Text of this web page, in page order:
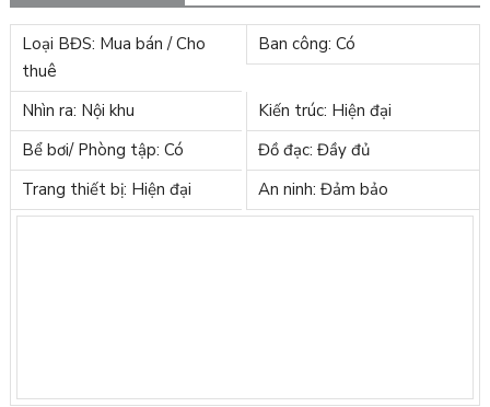
Loại BĐS: Mua bán / Cho
thuê
Ban công: Có
Nhìn ra: Nội khu
Kiến trúc: Hiện đại
Bể bơi/ Phòng tập: Có
Đồ đạc: Đầy đủ
Trang thiết bị: Hiện đại
An ninh: Đảm bảo